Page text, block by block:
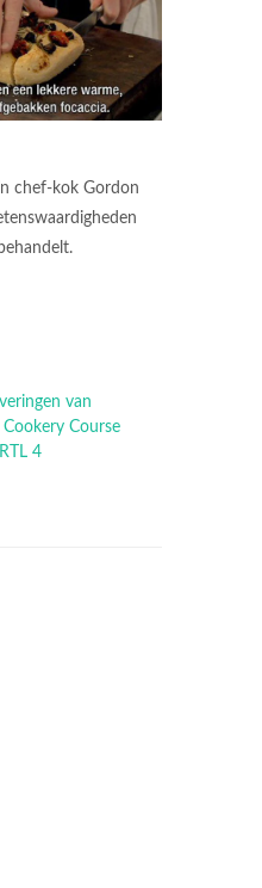
chef-kok Gordon
van
Course
4